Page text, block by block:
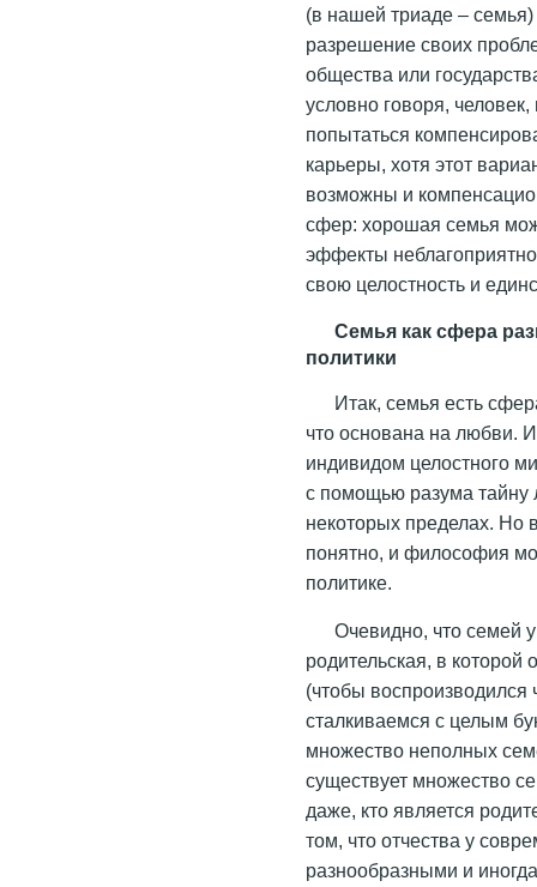
(в нашей триаде –
разрешение своих
общества или
условно говоря,
попытаться
карьеры, хотя этот
возможны и
сфер: хорошая семья
эффекты
свою целостность и
Семья как сфера
политики
Итак, семья есть
что основана на любви.
индивидом целостного
с помощью разума тайну
некоторых пределах. Но
понятно, и философия
политике.
Очевидно, что семей
родительская, в
(чтобы воспроизводился
сталкиваемся с целым
множество неполных
существует множество
даже, кто является
том, что отчества у
разнообразными и